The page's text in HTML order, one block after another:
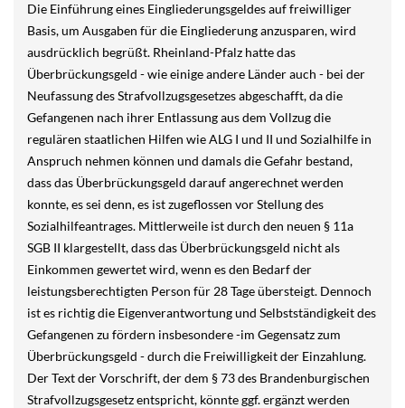
Die Einführung eines Eingliederungsgeldes auf freiwilliger
Basis, um Ausgaben für die Eingliederung anzusparen, wird
ausdrücklich begrüßt. Rheinland-Pfalz hatte das
Überbrückungsgeld - wie einige andere Länder auch - bei der
Neufassung des Strafvollzugsgesetzes abgeschafft, da die
Gefangenen nach ihrer Entlassung aus dem Vollzug die
regulären staatlichen Hilfen wie ALG I und II und Sozialhilfe in
Anspruch nehmen können und damals die Gefahr bestand,
dass das Überbrückungsgeld darauf angerechnet werden
konnte, es sei denn, es ist zugeflossen vor Stellung des
Sozialhilfeantrages. Mittlerweile ist durch den neuen § 11a
SGB II klargestellt, dass das Überbrückungsgeld nicht als
Einkommen gewertet wird, wenn es den Bedarf der
leistungsberechtigten Person für 28 Tage übersteigt. Dennoch
ist es richtig die Eigenverantwortung und Selbstständigkeit des
Gefangenen zu fördern insbesondere -im Gegensatz zum
Überbrückungsgeld - durch die Freiwilligkeit der Einzahlung.
Der Text der Vorschrift, der dem § 73 des Brandenburgischen
Strafvollzugsgesetz entspricht, könnte ggf. ergänzt werden